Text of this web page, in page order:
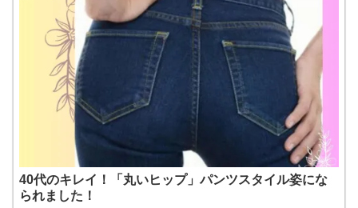
40代のキレイ！「丸いヒップ」パンツスタイル姿にな
られました！